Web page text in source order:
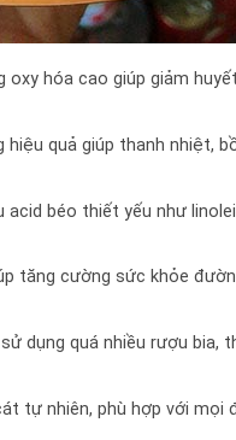
hóa cao giúp giảm
quả giúp thanh nhiệt,
acid béo thiết yếu như
tăng cường sức khỏe
dụng quá nhiều rượu bia,
tự nhiên, phù hợp với mọi